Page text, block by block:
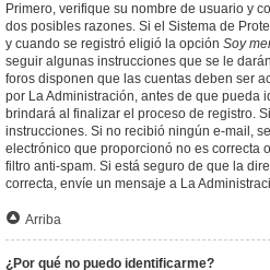
Primero, verifique su nombre de usuario y
dos posibles razones. Si el Sistema de
y cuando se registró eligió la opción Soy
seguir algunas instrucciones que se le
foros disponen que las cuentas deben ser
por La Administración, antes de que pueda
brindará al finalizar el proceso de registro.
instrucciones. Si no recibió ningún e-mail,
electrónico que proporcionó no es correcta
filtro anti-spam. Si está seguro de que la
correcta, envíe un mensaje a La
Arriba
¿Por qué no puedo identificarme?